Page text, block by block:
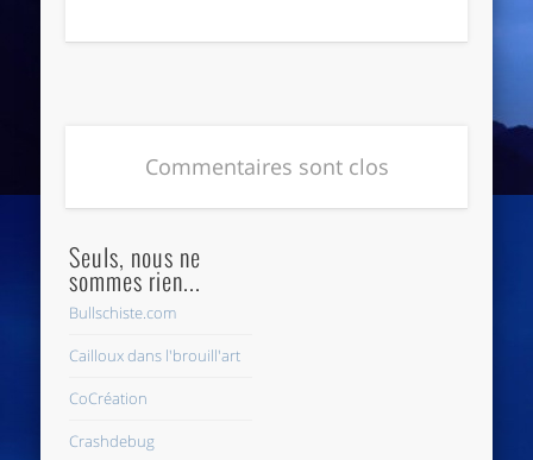
Commentaires sont clos
Seuls, nous ne
sommes rien...
Bullschiste.com
Cailloux dans l'brouill'art
CoCréation
Crashdebug